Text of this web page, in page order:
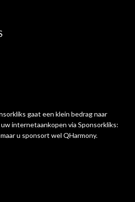
gaat een klein bedrag naar
internetaankopen via Sponsorkliks:
u sponsort wel QHarmony.